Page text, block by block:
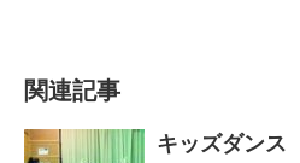
関連記事
キッズダンス